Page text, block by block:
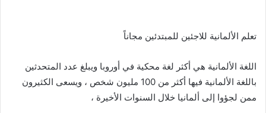
تعلم الألمانية للاجئين للمبتدئين مجاناً
اللغة الألمانية هي أكثر لغة محكية في أوروبا ويبلغ عدد المتحدثين
باللغة الألمانية فيها أكثر من 100 مليون شخص ، ويسعى الكثيرون
ممن لجؤوا إلى ألمانيا خلال السنوات الأخيرة ،